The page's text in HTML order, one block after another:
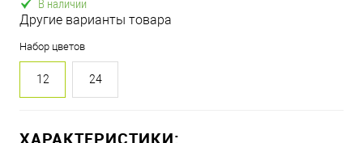
Другие варианты товара
Набор цветов
12 24